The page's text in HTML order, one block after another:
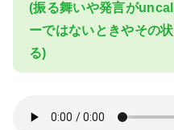
(振る舞いや発言が
ーではないときやその
る)